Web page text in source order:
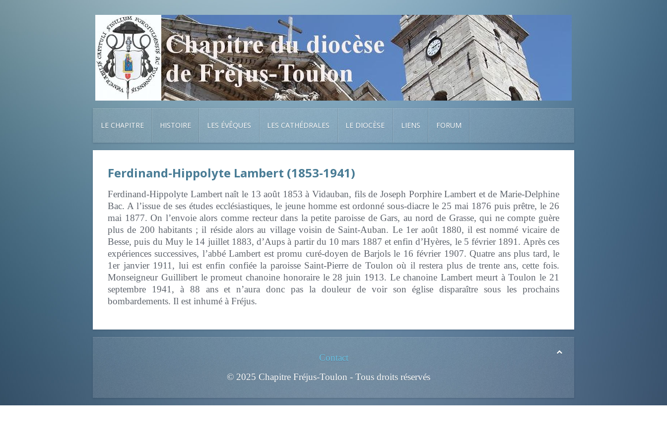
LE CHAPITRE HISTOIRE LES ÉVÊQUES LES CATHÉDRALES LE DIOCÈSE LIENS FORUM
Ferdinand-Hippolyte Lambert (1853-1941)
Ferdinand-Hippolyte Lambert naît le 13 août 1853 à Vidauban, fils de Joseph Porphire Lambert et de Marie-Delphine
Bac. A l’issue de ses études ecclésiastiques, le jeune homme est ordonné sous-diacre le 25 mai 1876 puis prêtre, le 26
mai 1877. On l’envoie alors comme recteur dans la petite paroisse de Gars, au nord de Grasse, qui ne compte guère
plus de 200 habitants ; il réside alors au village voisin de Saint-Auban. Le 1er août 1880, il est nommé vicaire de
Besse, puis du Muy le 14 juillet 1883, d’Aups à partir du 10 mars 1887 et enfin d’Hyères, le 5 février 1891. Après ces
expériences successives, l’abbé Lambert est promu curé-doyen de Barjols le 16 février 1907. Quatre ans plus tard, le
1er janvier 1911, lui est enfin confiée la paroisse Saint-Pierre de Toulon où il restera plus de trente ans, cette fois.
Monseigneur Guillibert le promeut chanoine honoraire le 28 juin 1913. Le chanoine Lambert meurt à Toulon le 21
septembre 1941, à 88 ans et n’aura donc pas la douleur de voir son église disparaître sous les prochains
bombardements. Il est inhumé à Fréjus.
Contact
© 2025 Chapitre Fréjus-Toulon - Tous droits réservés